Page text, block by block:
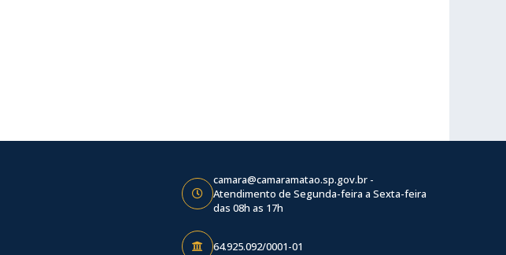
camara@camaramatao.sp.gov.br -
Atendimento de Segunda-feira a Sexta-feira
das 08h as 17h
64.925.092/0001-01